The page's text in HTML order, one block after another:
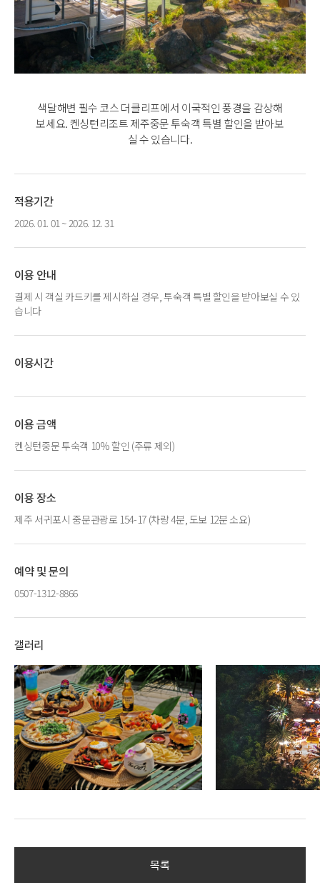
색달해변 필수 코스 더클리프에서 이국적인 풍경을 감상해
보세요. 켄싱턴리조트 제주중문 투숙객 특별 할인을 받아보
실 수 있습니다.
적용기간
2026. 01. 01 ~ 2026. 12. 31
이용 안내
결제 시 객실 카드키를 제시하실 경우, 투숙객 특별 할인을 받아보실 수 있
습니다
이용시간
이용 금액
켄싱턴중문 투숙객 10% 할인 (주류 제외)
이용 장소
제주 서귀포시 중문관광로 154-17 (차량 4분, 도보 12분 소요)
예약 및 문의
0507-1312-8866
갤러리
목록